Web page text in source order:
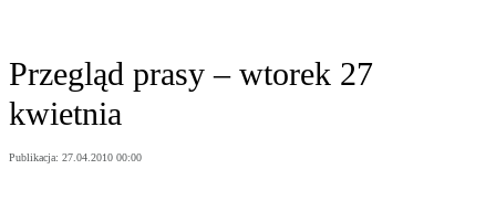
Przegląd prasy – wtorek 27
kwietnia
Publikacja: 27.04.2010 00:00